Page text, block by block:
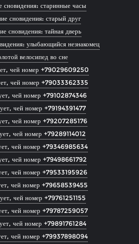
сновидения: старинные часы
сновидения: старый друг
сновидения: тайная дверь
улыбающийся незнакомец
велосипед во сне
чей номер +79029609250
чей номер +79033362335
чей номер +79102874346
чей номер +79194391477
чей номер +79207285176
чей номер +79289114012
чей номер +79346985634
чей номер +79498661792
чей номер +79533195926
чей номер +79658539455
чей номер +79761251155
чей номер +79787259057
чей номер +79891761284
чей номер +79937898094